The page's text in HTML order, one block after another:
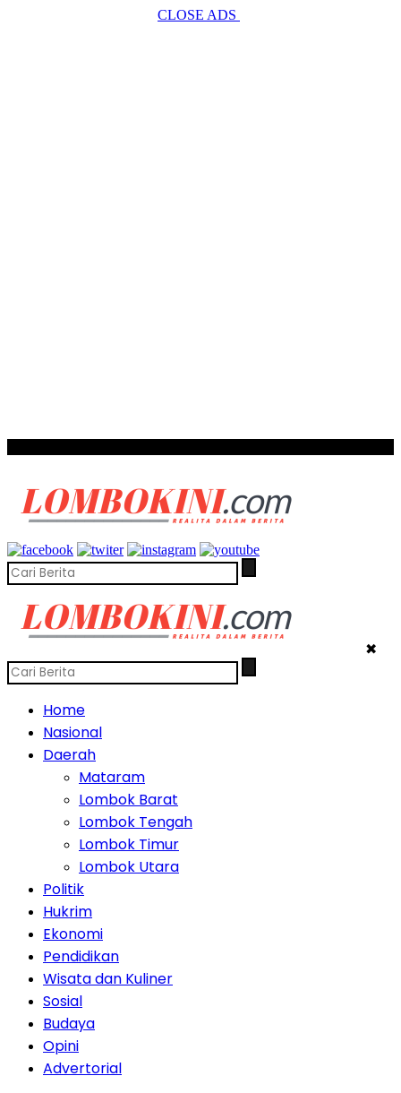
CLOSE ADS
✖
Home
Nasional
Daerah
Mataram
Lombok Barat
Lombok Tengah
Lombok Timur
Lombok Utara
Politik
Hukrim
Ekonomi
Pendidikan
Wisata dan Kuliner
Sosial
Budaya
Opini
Advertorial